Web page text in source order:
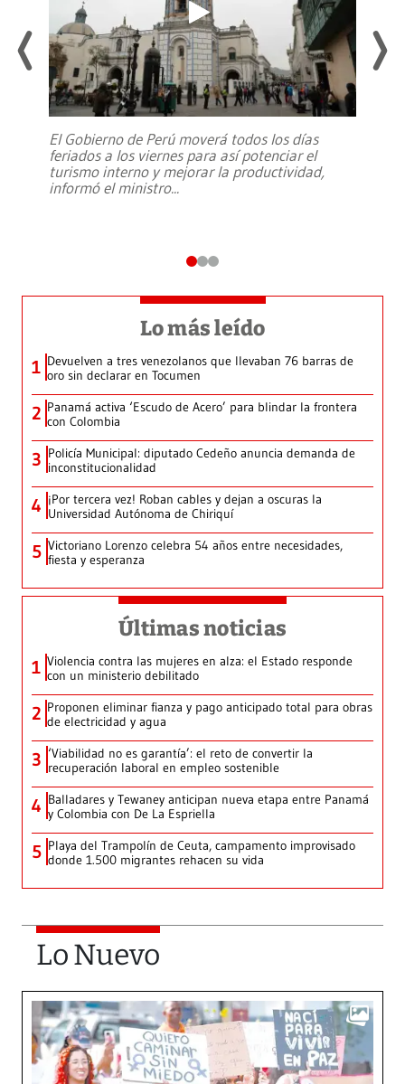
El Gobierno de Perú moverá todos los días
feriados a los viernes para así potenciar el
turismo interno y mejorar la productividad,
informó el ministro...
Lo más leído
1 Devuelven a tres venezolanos que llevaban 76 barras de
oro sin declarar en Tocumen
2 Panamá activa ‘Escudo de Acero’ para blindar la frontera
con Colombia
3 Policía Municipal: diputado Cedeño anuncia demanda de
inconstitucionalidad
4 ¡Por tercera vez! Roban cables y dejan a oscuras la
Universidad Autónoma de Chiriquí
5 Victoriano Lorenzo celebra 54 años entre necesidades,
fiesta y esperanza
Últimas noticias
1 Violencia contra las mujeres en alza: el Estado responde
con un ministerio debilitado
2 Proponen eliminar fianza y pago anticipado total para obras
de electricidad y agua
3 ‘Viabilidad no es garantía’: el reto de convertir la
recuperación laboral en empleo sostenible
4 Balladares y Tewaney anticipan nueva etapa entre Panamá
y Colombia con De La Espriella
5 Playa del Trampolín de Ceuta, campamento improvisado
donde 1.500 migrantes rehacen su vida
Lo Nuevo